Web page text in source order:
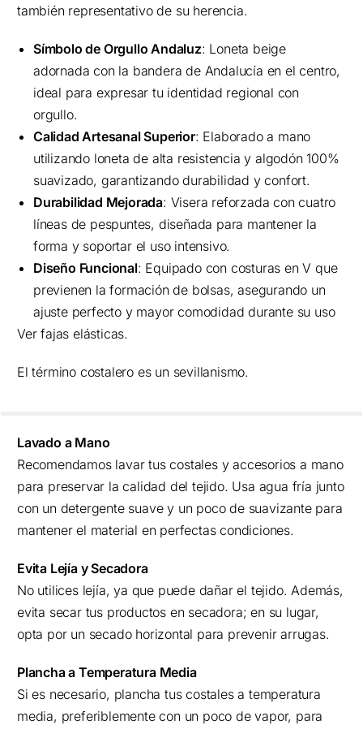
también representativo de su herencia.
Símbolo de Orgullo Andaluz: Loneta beige
adornada con la bandera de Andalucía en el centro,
ideal para expresar tu identidad regional con
orgullo.
Calidad Artesanal Superior: Elaborado a mano
utilizando loneta de alta resistencia y algodón 100%
suavizado, garantizando durabilidad y confort.
Durabilidad Mejorada: Visera reforzada con cuatro
líneas de pespuntes, diseñada para mantener la
forma y soportar el uso intensivo.
Diseño Funcional: Equipado con costuras en V que
previenen la formación de bolsas, asegurando un
ajuste perfecto y mayor comodidad durante su uso
Ver fajas elásticas.
El término costalero es un sevillanismo.
Lavado a Mano
Recomendamos lavar tus costales y accesorios a mano
para preservar la calidad del tejido. Usa agua fría junto
con un detergente suave y un poco de suavizante para
mantener el material en perfectas condiciones.
Evita Lejía y Secadora
No utilices lejía, ya que puede dañar el tejido. Además,
evita secar tus productos en secadora; en su lugar,
opta por un secado horizontal para prevenir arrugas.
Plancha a Temperatura Media
Si es necesario, plancha tus costales a temperatura
media, preferiblemente con un poco de vapor, para